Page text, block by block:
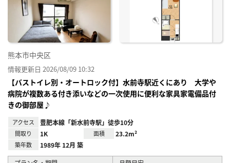
熊本市中央区
情報更新日 2026/08/09 10:32
【バストイレ別・オートロック付】水前寺駅近くにあり 大学や
病院が複数ある付き添いなどの一次使用に便利な家具家電備品付
きの御部屋♪
アクセス 豊肥本線「新水前寺駅」徒歩10分
間取り 1K 面積 23.2m²
築年数 1989年 12月 築